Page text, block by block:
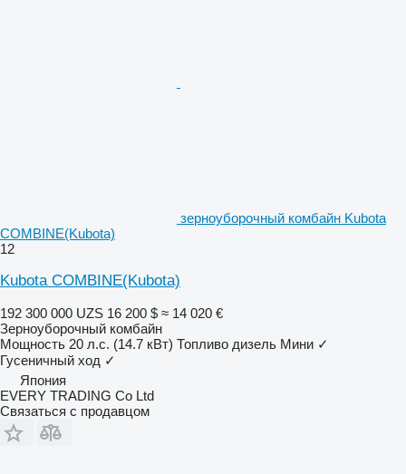
зерноуборочный комбайн Kubota
COMBINE(Kubota)
12
Kubota COMBINE(Kubota)
192 300 000 UZS 16 200 $ ≈ 14 020 €
Зерноуборочный комбайн
Мощность 20 л.с. (14.7 кВт) Топливо дизель Мини ✓
Гусеничный ход ✓
Япония
EVERY TRADING Co Ltd
Связаться с продавцом